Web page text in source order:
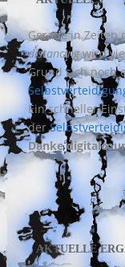
Gerade in Zeiten
distancingwird
Grund sich noch
Ein schneller
der
Danke
AKTUELLE